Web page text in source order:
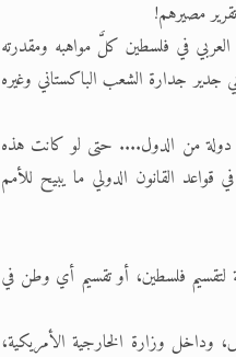
مصيرهم!
في فلسطين كلَّ مواهبه ومقدرته
جدير جدارة الشعب الباكستاني وغيره
دولة من الدول.... حتى لو كانت هذه
القانون الدولي ما يبيح للأمم
فلسطين، أو تقسيم أي وطن في
وزارة الخارجية الأمريكية،